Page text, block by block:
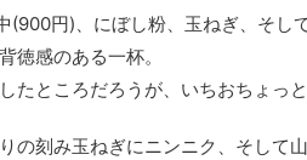
(900円)、にぼし粉、玉ねぎ、そし
徳感のある一杯。
たところだろうが、いちおちょっ
の刻み玉ねぎにニンニク、そして